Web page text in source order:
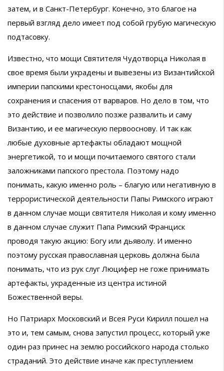
затем, и в Санкт-Петербург. Конечно, это благое на
первый взгляд дело имеет под собой грубую магическую
подтасовку.
Известно, что мощи Святителя Чудотворца Николая в
свое время были украдены и вывезены из Византийской
империи папскими крестоносцами, якобы для
сохранения и спасения от варваров. Но дело в том, что
это действие и позволило позже развалить и саму
Византию, и ее магическую первооснову. И так как
любые духовные артефакты обладают мощной
энергетикой, то и мощи почитаемого святого стали
заложниками папского престола. Поэтому надо
понимать, какую именно роль – благую или негативную в
террористической деятельности Папы Римского играют
в данном случае мощи святителя Николая и кому именно
в данном случае служит Папа Римский Франциск
проводя такую акцию: Богу или дьяволу. И именно
поэтому русская православная церковь должна была
понимать, что из рук слуг Люцифер не гоже принимать
артефакты, украденные из центра истиной
Божественной веры.
Но Патриарх Московский и Всея Руси Кирилл пошел на
это и, тем самым, снова запустил процесс, который уже
один раз принес на землю российского народа столько
страданий. Это действие иначе как преступлением